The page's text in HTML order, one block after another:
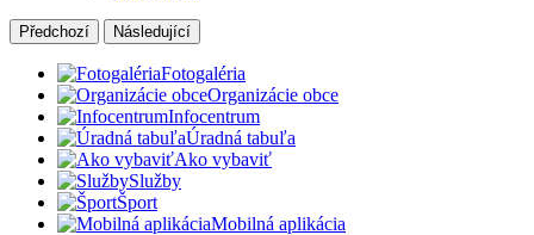
Předchozí Následující
Fotogaléria
Organizácie obce
Infocentrum
Úradná tabuľa
Ako vybaviť
Služby
Šport
Mobilná aplikácia